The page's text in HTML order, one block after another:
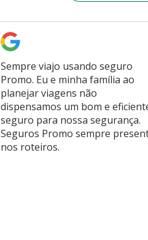
Sempre viajo usando seguro
Promo. Eu e minha família ao
planejar viagens não
dispensamos um bom e
seguro para nossa segurança.
Seguros Promo sempre
nos roteiros.